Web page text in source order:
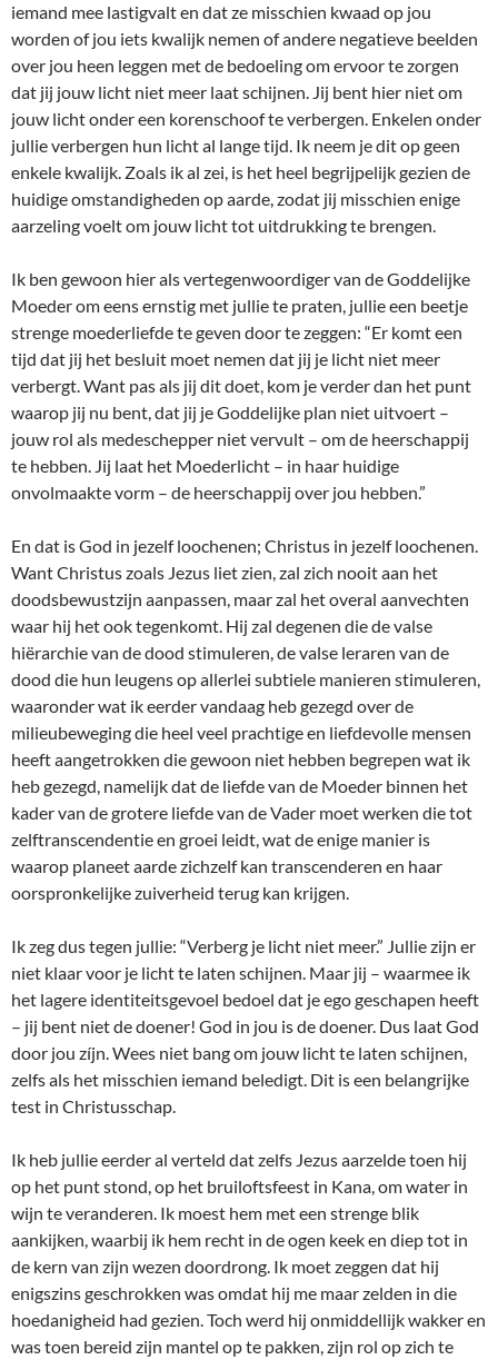
iemand mee lastigvalt en dat ze misschien kwaad op jou
worden of jou iets kwalijk nemen of andere negatieve beelden
over jou heen leggen met de bedoeling om ervoor te zorgen
dat jij jouw licht niet meer laat schijnen. Jij bent hier niet om
jouw licht onder een korenschoof te verbergen. Enkelen onder
jullie verbergen hun licht al lange tijd. Ik neem je dit op geen
enkele kwalijk. Zoals ik al zei, is het heel begrijpelijk gezien de
huidige omstandigheden op aarde, zodat jij misschien enige
aarzeling voelt om jouw licht tot uitdrukking te brengen.
Ik ben gewoon hier als vertegenwoordiger van de Goddelijke
Moeder om eens ernstig met jullie te praten, jullie een beetje
strenge moederliefde te geven door te zeggen: “Er komt een
tijd dat jij het besluit moet nemen dat jij je licht niet meer
verbergt. Want pas als jij dit doet, kom je verder dan het punt
waarop jij nu bent, dat jij je Goddelijke plan niet uitvoert –
jouw rol als medeschepper niet vervult – om de heerschappij
te hebben. Jij laat het Moederlicht – in haar huidige
onvolmaakte vorm – de heerschappij over jou hebben.”
En dat is God in jezelf loochenen; Christus in jezelf loochenen.
Want Christus zoals Jezus liet zien, zal zich nooit aan het
doodsbewustzijn aanpassen, maar zal het overal aanvechten
waar hij het ook tegenkomt. Hij zal degenen die de valse
hiërarchie van de dood stimuleren, de valse leraren van de
dood die hun leugens op allerlei subtiele manieren stimuleren,
waaronder wat ik eerder vandaag heb gezegd over de
milieubeweging die heel veel prachtige en liefdevolle mensen
heeft aangetrokken die gewoon niet hebben begrepen wat ik
heb gezegd, namelijk dat de liefde van de Moeder binnen het
kader van de grotere liefde van de Vader moet werken die tot
zelftranscendentie en groei leidt, wat de enige manier is
waarop planeet aarde zichzelf kan transcenderen en haar
oorspronkelijke zuiverheid terug kan krijgen.
Ik zeg dus tegen jullie: “Verberg je licht niet meer.” Jullie zijn er
niet klaar voor je licht te laten schijnen. Maar jij – waarmee ik
het lagere identiteitsgevoel bedoel dat je ego geschapen heeft
– jij bent niet de doener! God in jou is de doener. Dus laat God
door jou zíjn. Wees niet bang om jouw licht te laten schijnen,
zelfs als het misschien iemand beledigt. Dit is een belangrijke
test in Christusschap.
Ik heb jullie eerder al verteld dat zelfs Jezus aarzelde toen hij
op het punt stond, op het bruiloftsfeest in Kana, om water in
wijn te veranderen. Ik moest hem met een strenge blik
aankijken, waarbij ik hem recht in de ogen keek en diep tot in
de kern van zijn wezen doordrong. Ik moet zeggen dat hij
enigszins geschrokken was omdat hij me maar zelden in die
hoedanigheid had gezien. Toch werd hij onmiddellijk wakker en
was toen bereid zijn mantel op te pakken, zijn rol op zich te